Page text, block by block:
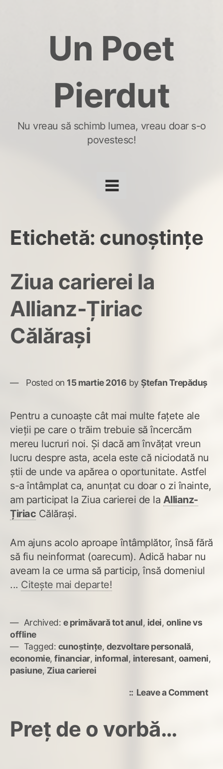
Un Poet
Pierdut
Nu vreau să schimb lumea, vreau doar s-o
povestesc!
Etichetă: cunoștințe
Ziua carierei la
Allianz-Țiriac
Călărași
Posted on 15 martie 2016 by Ștefan Trepăduș
Pentru a cunoaște cât mai multe fațete ale
vieții pe care o trăim trebuie să încercăm
mereu lucruri noi. Și dacă am învățat vreun
lucru despre asta, acela este că niciodată nu
știi de unde va apărea o oportunitate. Astfel
s-a întâmplat ca, anunțat cu doar o zi înainte,
am participat la Ziua carierei de la Allianz-
Țiriac Călărași.
Am ajuns acolo aproape întâmplător, însă fără
să fiu neinformat (oarecum). Adică habar nu
aveam la ce urma să particip, însă domeniul
... Citește mai departe!
Archived: e primăvară tot anul, idei, online vs
offline
Tagged: cunoștințe, dezvoltare personală,
economie, financiar, informal, interesant, oameni,
pasiune, Ziua carierei
Leave a Commenton
Preț de o vorbă…